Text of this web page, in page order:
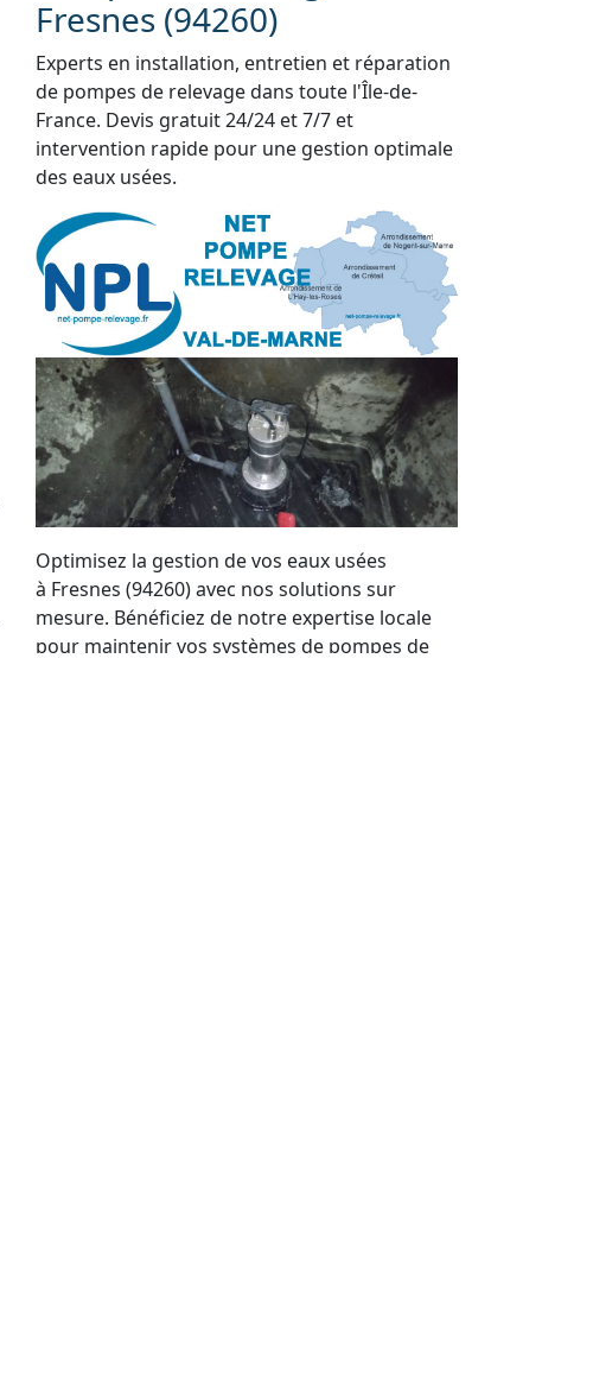
Fresnes (94260)
Experts en installation, entretien et réparation
de pompes de relevage dans toute l'Île-de-
France. Devis gratuit 24/24 et 7/7 et
intervention rapide pour une gestion optimale
des eaux usées.
Optimisez la gestion de vos eaux usées
à Fresnes (94260) avec nos solutions sur
mesure. Bénéficiez de notre expertise locale
pour maintenir vos systèmes de pompes de